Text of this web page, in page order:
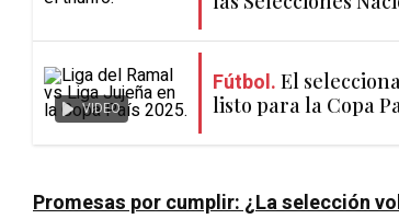
VIDEO
Fútbol. El
listo para la Copa
Promesas por cumplir: ¿La selección